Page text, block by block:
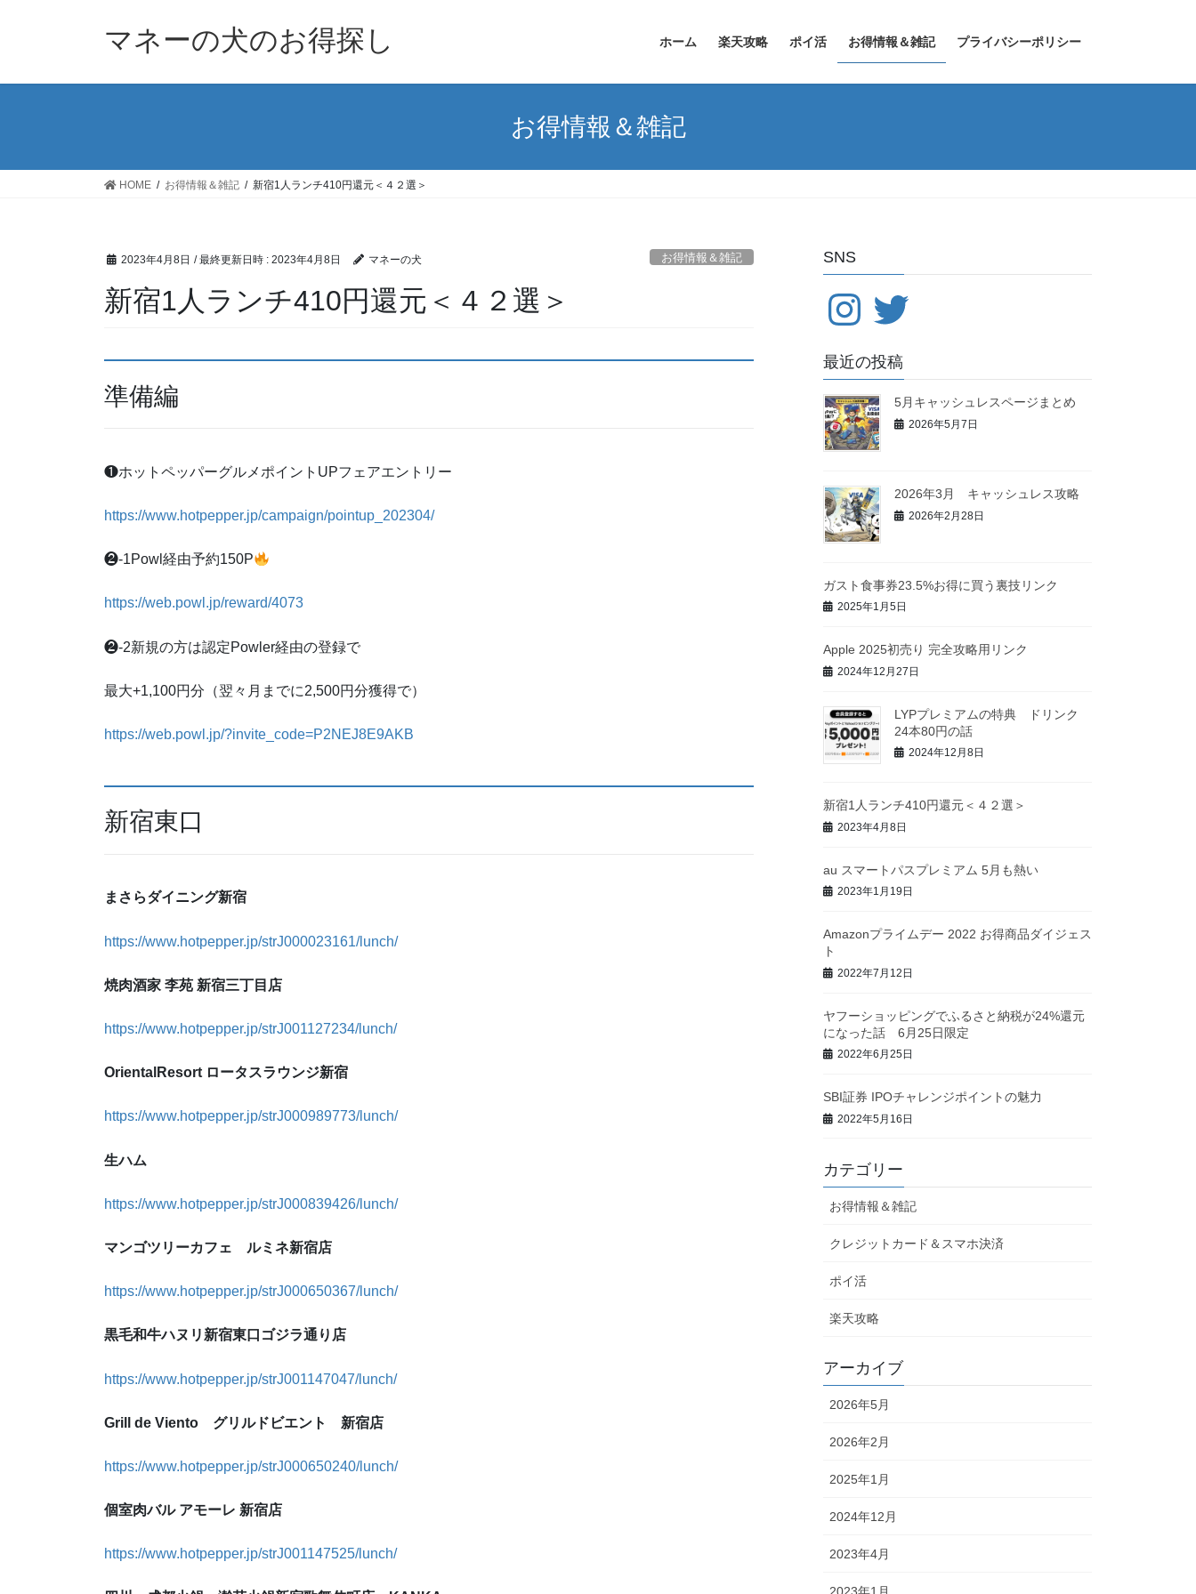
マネーの犬のお得探し ホーム 楽天攻略 ポイ活 お得情報＆雑記 プライバシーポリシー
お得情報＆雑記
HOME お得情報＆雑記 新宿1人ランチ410円還元＜４２選＞
2023年4月8日 / 最終更新日時 : 2023年4月8日 マネーの犬 お得情報＆雑記
新宿1人ランチ410円還元＜４２選＞
準備編
❶ホットペッパーグルメポイントUPフェアエントリー
https://www.hotpepper.jp/campaign/pointup_202304/
❷-1Powl経由予約150P
https://web.powl.jp/reward/4073
❷-2新規の方は認定Powler経由の登録で
最大+1,100円分（翌々月までに2,500円分獲得で）
https://web.powl.jp/?invite_code=P2NEJ8E9AKB
新宿東口
まさらダイニング新宿
https://www.hotpepper.jp/strJ000023161/lunch/
焼肉酒家 李苑 新宿三丁目店
https://www.hotpepper.jp/strJ001127234/lunch/
OrientalResort ロータスラウンジ新宿
https://www.hotpepper.jp/strJ000989773/lunch/
生ハム
https://www.hotpepper.jp/strJ000839426/lunch/
マンゴツリーカフェ ルミネ新宿店
https://www.hotpepper.jp/strJ000650367/lunch/
黒毛和牛ハヌリ新宿東口ゴジラ通り店
https://www.hotpepper.jp/strJ001147047/lunch/
Grill de Viento グリルドビエント 新宿店
https://www.hotpepper.jp/strJ000650240/lunch/
個室肉バル アモーレ 新宿店
https://www.hotpepper.jp/strJ001147525/lunch/
SNS
InstagramTwitter
最近の投稿
5月キャッシュレスページまとめ
2026年5月7日
2026年3月 キャッシュレス攻略
2026年2月28日
ガスト食事券23.5%お得に買う裏技リンク
2025年1月5日
Apple 2025初売り 完全攻略用リンク
2024年12月27日
LYPプレミアムの特典 ドリンク
24本80円の話
2024年12月8日
新宿1人ランチ410円還元＜４２選＞
2023年4月8日
au スマートパスプレミアム 5月も熱い
2023年1月19日
Amazonプライムデー 2022 お得商品ダイジェス
ト
2022年7月12日
ヤフーショッピングでふるさと納税が24%還元
になった話 6月25日限定
2022年6月25日
SBI証券 IPOチャレンジポイントの魅力
2022年5月16日
カテゴリー
お得情報＆雑記
クレジットカード＆スマホ決済
ポイ活
楽天攻略
アーカイブ
2026年5月
2026年2月
2025年1月
2024年12月
2023年4月